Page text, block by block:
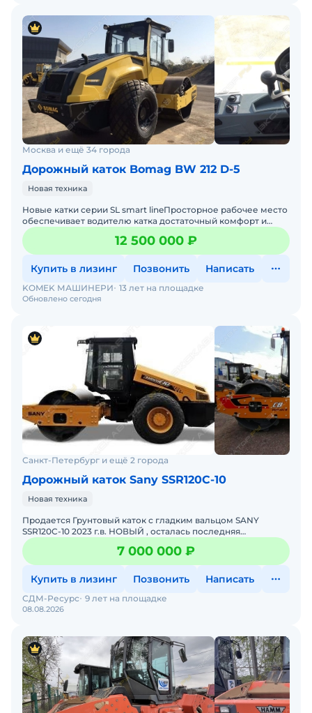
Москва и ещё 34 города
Дорожный каток Bomag BW 212 D-5
Новая техника
Новые катки серии SL smart lineПросторное рабочее место
обеспечивает водителю катка достаточный комфорт и
пространство для ног. Благодаря четкому обзору спереди
12 500 000 ₽
Купить в лизинг Позвонить Написать
Обновлено сегодня
KOMEK МАШИНЕРИ 13 лет на площадке
Санкт-Петербург и ещё 2 города
Дорожный каток Sany SSR120C-10
Новая техника
Продается Грунтовый каток с гладким вальцом SANY
SSR120C-10 2023 г.в. НОВЫЙ , осталась последняя
машина.Производство: КитайДлина, L5 775 ммШирина, W2
285 ммВысо
7 000 000 ₽
Купить в лизинг Позвонить Написать
08.08.2026
СДМ-Ресурс 9 лет на площадке